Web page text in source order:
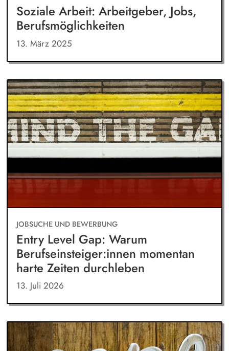
Soziale Arbeit: Arbeitgeber, Jobs,
Berufsmöglichkeiten
13. März 2025
JOBSUCHE UND BEWERBUNG
Entry Level Gap: Warum
Berufseinsteiger:innen momentan
harte Zeiten durchleben
13. Juli 2026